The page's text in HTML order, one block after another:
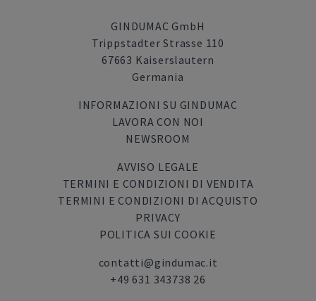
GINDUMAC GmbH
Trippstadter Strasse 110
67663 Kaiserslautern
Germania
INFORMAZIONI SU GINDUMAC
LAVORA CON NOI
NEWSROOM
AVVISO LEGALE
TERMINI E CONDIZIONI DI VENDITA
TERMINI E CONDIZIONI DI ACQUISTO
PRIVACY
POLITICA SUI COOKIE
contatti@gindumac.it
+49 631 343738 26